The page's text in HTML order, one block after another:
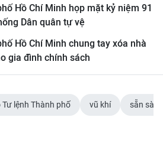
Hồ Chí Minh họp mặt kỷ niệm 91
Dân quân tự vệ
Hồ Chí Minh chung tay xóa nhà
gia đình chính sách
Tư lệnh Thành phố vũ khí sẵn